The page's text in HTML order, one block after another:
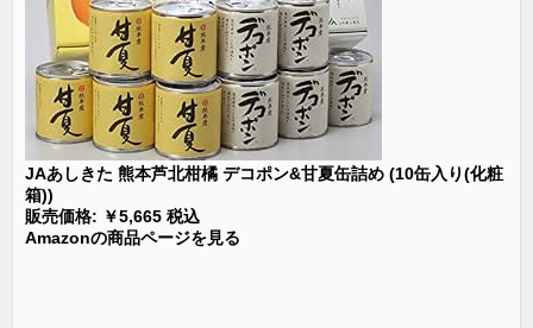
JAあしきた 熊本芦北柑橘 デコポン&甘夏缶詰め (10缶入り(化粧
箱))
販売価格: ￥5,665 税込
Amazonの商品ページを見る